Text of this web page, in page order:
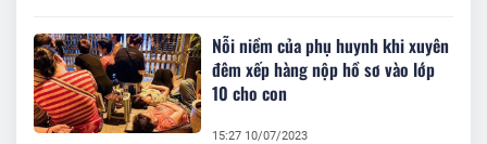
Nỗi niềm của phụ huynh khi xuyên
đêm xếp hàng nộp hồ sơ vào lớp
10 cho con
15:27 10/07/2023